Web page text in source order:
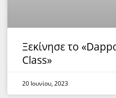
Ξεκίνησε το
Class»
20 Ιουνίου, 2023